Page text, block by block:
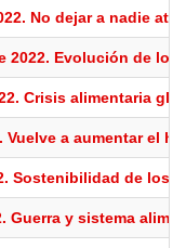
No dejar a nadie
2022. Evolución de
Crisis alimentaria
Vuelve a aumentar el
Sostenibilidad de los
Guerra y sistema